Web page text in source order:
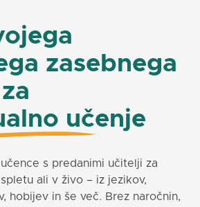
zasebnega
učenje
s predanimi učitelji za
ali v živo – iz jezikov,
hobijev in še več. Brez naročnin,